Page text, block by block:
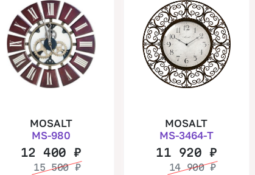
MOSALT
MS-980
12 400₽
15 500₽
MOSALT
MS-3464-T
11 920 ₽
14 900₽